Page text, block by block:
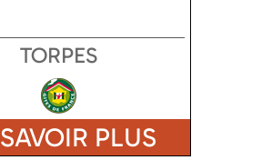
TORPES
PLUS